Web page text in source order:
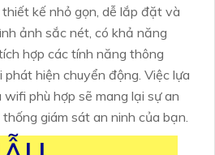
kế nhỏ gọn, dễ lắp đặt và
ảnh sắc nét, có khả năng
hợp các tính năng thông
phát hiện chuyển động. Việc lựa
phù hợp sẽ mang lại sự an
giám sát an ninh của bạn.